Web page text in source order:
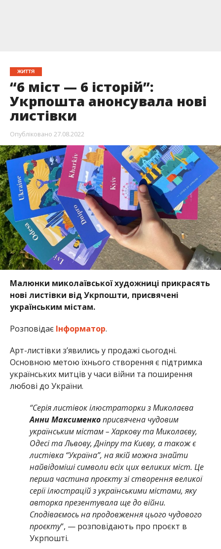
ЖИТТЯ
“6 міст — 6 історій”:
Укрпошта анонсувала нові
листівки
Опубліковано 27.08.2022
Малюнки миколаївської художниці прикрасять
нові листівки від Укрпошти, присвячені
українським містам.
Розповідає Інформатор.
Арт-листівки з’явились у продажі сьогодні.
Основною метою їхнього створення є підтримка
українських митців у часи війни та поширення
любові до України.
“Серія листівок ілюстраторки з Миколаєва
Анни Максименкоприсвячена чудовим
українським містам – Харкову та Миколаєву,
Одесі та Львову, Дніпру та Києву, а також є
листівка “Україна”, на якій можна знайти
найвідоміші символи всіх цих великих міст. Це
перша частина проєкту зі створення великої
серії ілюстрацій з українськими містами, яку
авторка презентувала ще до війни.
Сподіваємось на продовження цього чудового
проєкту“, — розповідають про проєкт в
Укрпошті.